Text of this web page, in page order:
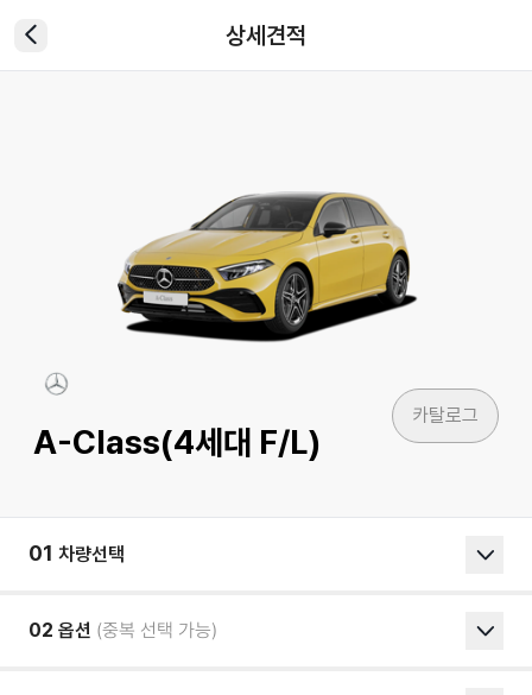
상세견적
A-Class(4세대 F/L)
카탈로그
01 차량선택
02 옵션 (중복 선택 가능)